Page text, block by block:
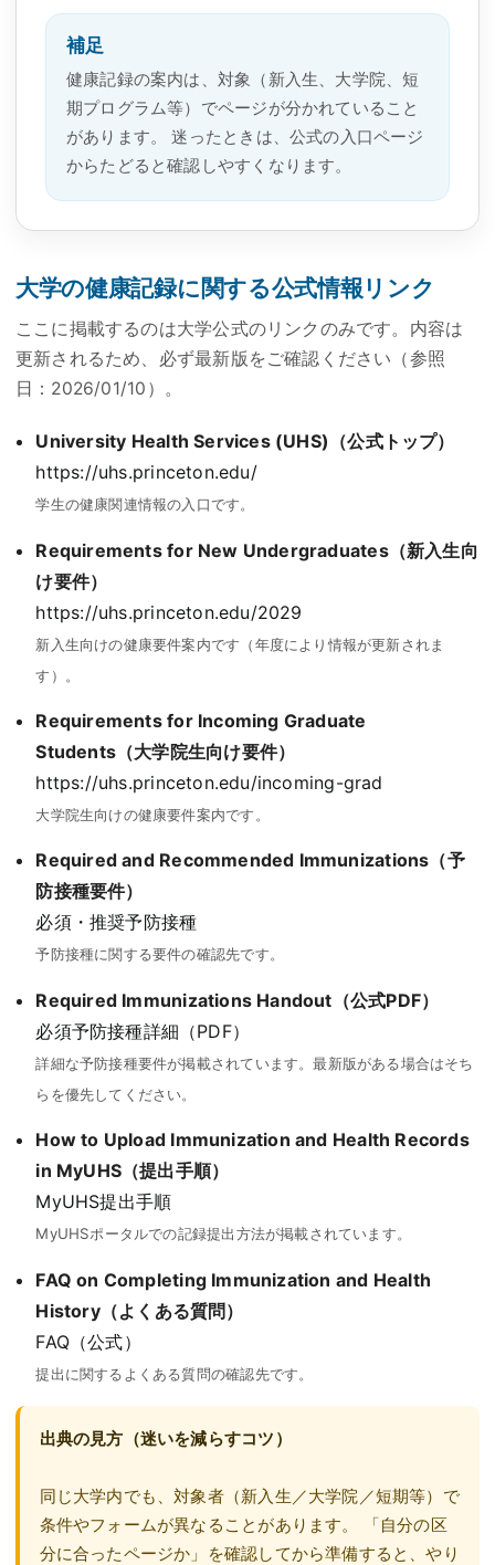
補足
健康記録の案内は、対象（新入生、大学院、短
期プログラム等）でページが分かれていること
があります。 迷ったときは、公式の入口ページ
からたどると確認しやすくなります。
大学の健康記録に関する公式情報リンク
ここに掲載するのは大学公式のリンクのみです。内容は
更新されるため、必ず最新版をご確認ください（参照
日： 2026/01/10 ）。
University Health Services (UHS) （公式トップ）
https://uhs.princeton.edu/
学生の健康関連情報の入口です。
Requirements for New Undergraduates（新入生向
け要件）
https://uhs.princeton.edu/2029
新入生向けの健康要件案内です（年度により情報が更新されま
す）。
Requirements for Incoming Graduate
Students （大学院生向け要件）
https://uhs.princeton.edu/incoming-grad
大学院生向けの健康要件案内です。
Required and Recommended Immunizations （予
防接種要件）
必須・推奨予防接種
予防接種に関する要件の確認先です。
Required Immunizations Handout （公式PDF）
必須予防接種詳細（PDF）
詳細な予防接種要件が掲載されています。最新版がある場合はそち
らを優先してください。
How to Upload Immunization and Health Records
in MyUHS （提出手順）
MyUHS提出手順
MyUHSポータルでの記録提出方法が掲載されています。
FAQ on Completing Immunization and Health
History（よくある質問）
FAQ（公式）
提出に関するよくある質問の確認先です。
出典の見方（迷いを減らすコツ）
同じ大学内でも、対象者（新入生／大学院／短期等）で
条件やフォームが異なることがあります。 「自分の区
分に合ったページか」を確認してから準備すると、やり